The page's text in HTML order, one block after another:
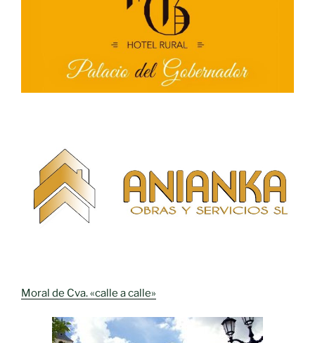
Moral de Cva. «calle a calle»